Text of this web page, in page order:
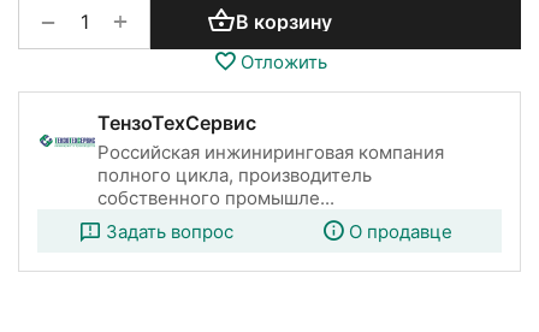
+
− В корзину
Отложить
ТензоТехСервис
Российская инжиниринговая компания
полного цикла, производитель
собственного промышле...
Задать вопрос
О продавце